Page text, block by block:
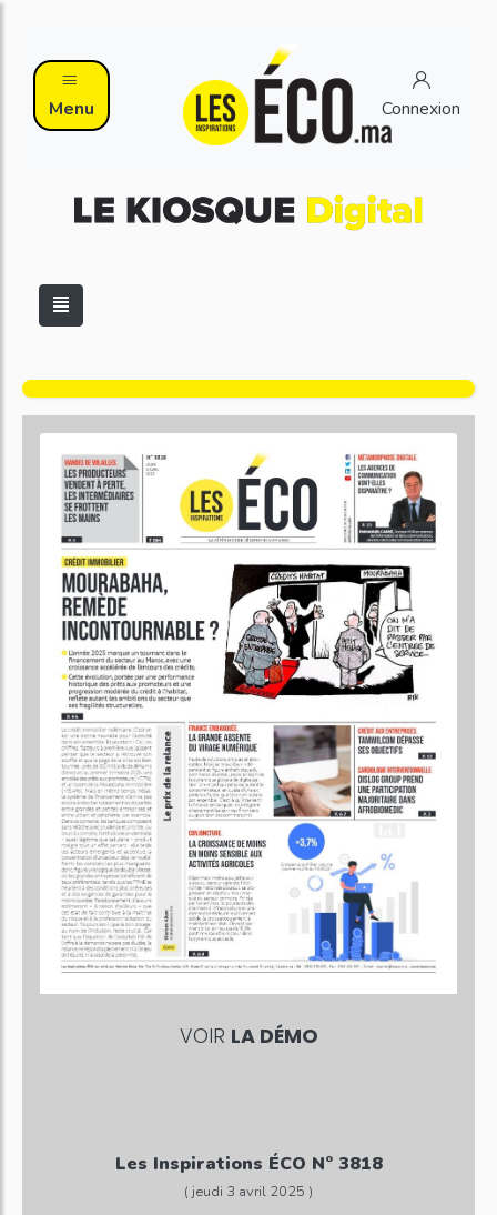
Menu Connexion
VOIR LA DÉMO
Les Inspirations ÉCO N° 3818
( jeudi 3 avril 2025 )